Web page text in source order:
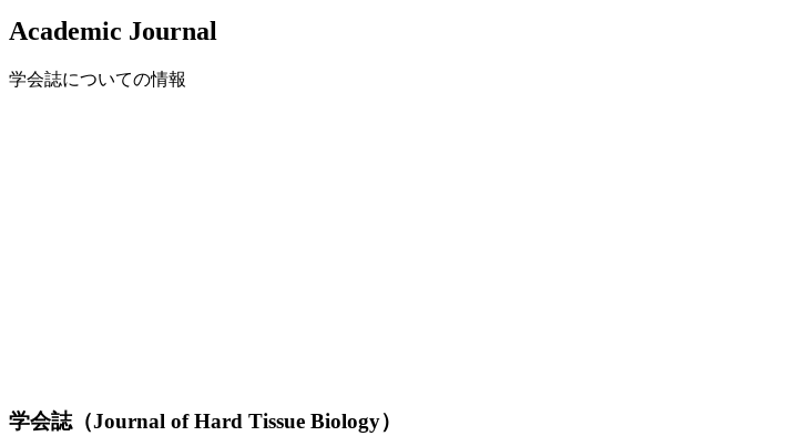
Academic Journal
学会誌についての情報
学会誌（Journal of Hard Tissue Biology）